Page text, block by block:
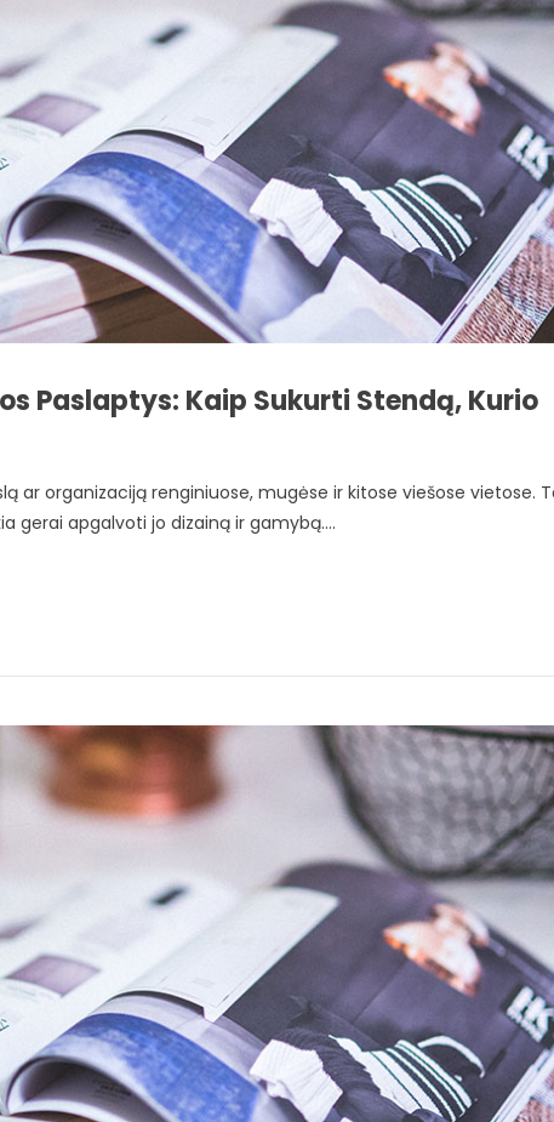
Paslaptys: Kaip Sukurti Stendą, Kurio
ar organizaciją renginiuose, mugėse ir kitose viešose vietose.
gerai apgalvoti jo dizainą ir gamybą....